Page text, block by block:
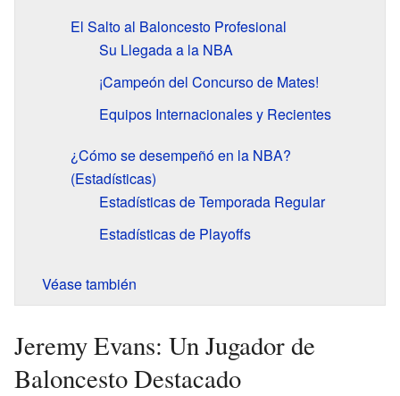
El Salto al Baloncesto Profesional
Su Llegada a la NBA
¡Campeón del Concurso de Mates!
Equipos Internacionales y Recientes
¿Cómo se desempeñó en la NBA?
(Estadísticas)
Estadísticas de Temporada Regular
Estadísticas de Playoffs
Véase también
Jeremy Evans: Un Jugador de
Baloncesto Destacado